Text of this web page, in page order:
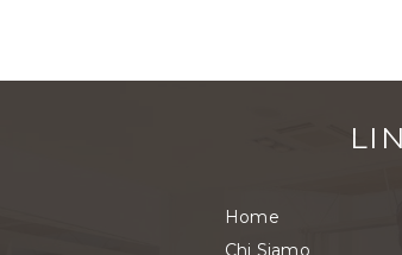
Home
Chi Siamo